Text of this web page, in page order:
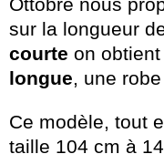
Ottobre nous
sur la longueur
courte on
longue, une
Ce modèle, tout
taille 104 cm à